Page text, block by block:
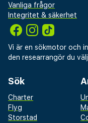
Vanliga frågor
Integritet & säkerhet
Vi är en sökmotor och
den researrangör du
Sök
Charter
Flyg
Storstad